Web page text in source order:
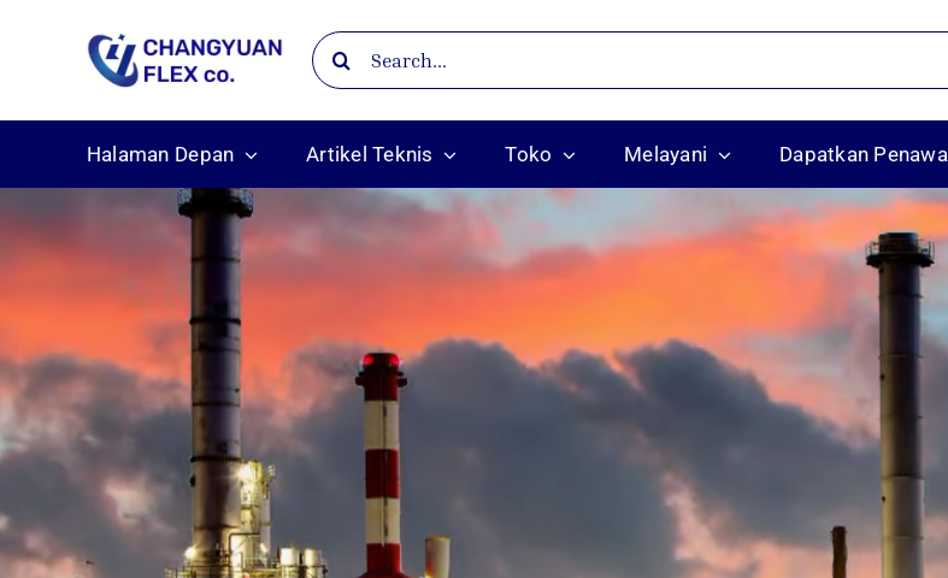
content
Search
for:
Halaman Depan Artikel Teknis Toko Melayani Dapatkan